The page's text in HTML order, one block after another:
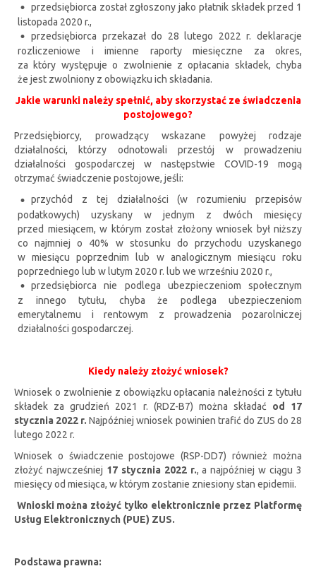
przedsiębiorca został zgłoszony jako płatnik składek przed 1
listopada 2020 r.,
przedsiębiorca przekazał do 28 lutego 2022 r. deklaracje
rozliczeniowe i imienne raporty miesięczne za okres,
za który występuje o zwolnienie z opłacania składek, chyba
że jest zwolniony z obowiązku ich składania.
Jakie warunki należy spełnić, aby skorzystać ze świadczenia
postojowego?
Przedsiębiorcy, prowadzący wskazane powyżej rodzaje
działalności, którzy odnotowali przestój w prowadzeniu
działalności gospodarczej w następstwie COVID-19 mogą
otrzymać świadczenie postojowe, jeśli:
przychód z tej działalności (w rozumieniu przepisów
podatkowych) uzyskany w jednym z dwóch miesięcy
przed miesiącem, w którym został złożony wniosek był niższy
co najmniej o 40% w stosunku do przychodu uzyskanego
w miesiącu poprzednim lub w analogicznym miesiącu roku
poprzedniego lub w lutym 2020 r. lub we wrześniu 2020 r.,
przedsiębiorca nie podlega ubezpieczeniom społecznym
z innego tytułu, chyba że podlega ubezpieczeniom
emerytalnemu i rentowym z prowadzenia pozarolniczej
działalności gospodarczej.
Kiedy należy złożyć wniosek?
Wniosek o zwolnienie z obowiązku opłacania należności z tytułu
składek za grudzień 2021 r. (RDZ-B7) można składać od 17
stycznia 2022 r. Najpóźniej wniosek powinien trafić do ZUS do 28
lutego 2022 r.
Wniosek o świadczenie postojowe (RSP-DD7) również można
złożyć najwcześniej 17 stycznia 2022 r., a najpóźniej w ciągu 3
miesięcy od miesiąca, w którym zostanie zniesiony stan epidemii.
Wnioski można złożyć tylko elektronicznie przez Platformę
Usług Elektronicznych (PUE) ZUS.
Podstawa prawna: